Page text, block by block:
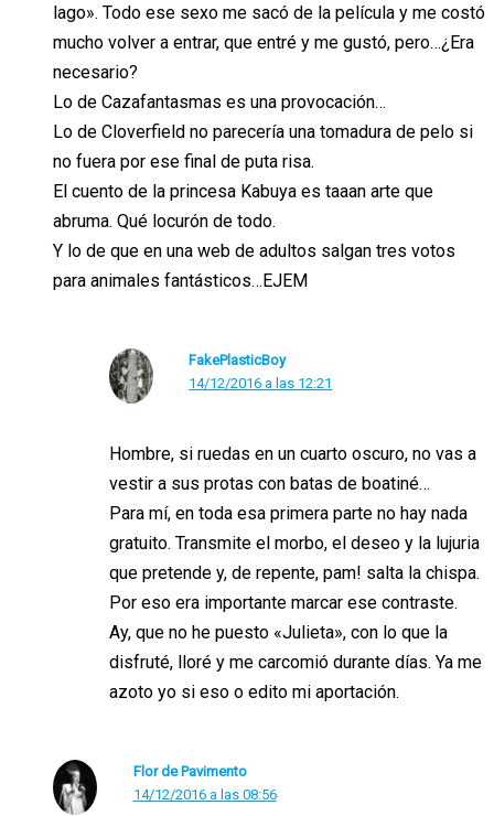
lago». Todo ese sexo me sacó de la película y me costó
mucho volver a entrar, que entré y me gustó, pero…¿Era
necesario?
Lo de Cazafantasmas es una provocación…
Lo de Cloverfield no parecería una tomadura de pelo si
no fuera por ese final de puta risa.
El cuento de la princesa Kabuya es taaan arte que
abruma. Qué locurón de todo.
Y lo de que en una web de adultos salgan tres votos
para animales fantásticos…EJEM
FakePlasticBoy
14/12/2016 a las 12:21
Hombre, si ruedas en un cuarto oscuro, no vas a
vestir a sus protas con batas de boatiné…
Para mí, en toda esa primera parte no hay nada
gratuito. Transmite el morbo, el deseo y la lujuria
que pretende y, de repente, pam! salta la chispa.
Por eso era importante marcar ese contraste.
Ay, que no he puesto «Julieta», con lo que la
disfruté, lloré y me carcomió durante días. Ya me
azoto yo si eso o edito mi aportación.
Flor de Pavimento
14/12/2016 a las 08:56